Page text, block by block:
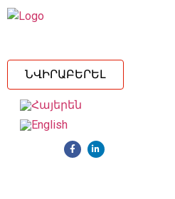
ՆՎԻՐԱԲԵՐԵԼ